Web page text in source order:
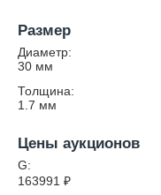
Размер
Диаметр:
30 мм
Толщина:
1.7 мм
Цены аукционов
G:
163991 ₽